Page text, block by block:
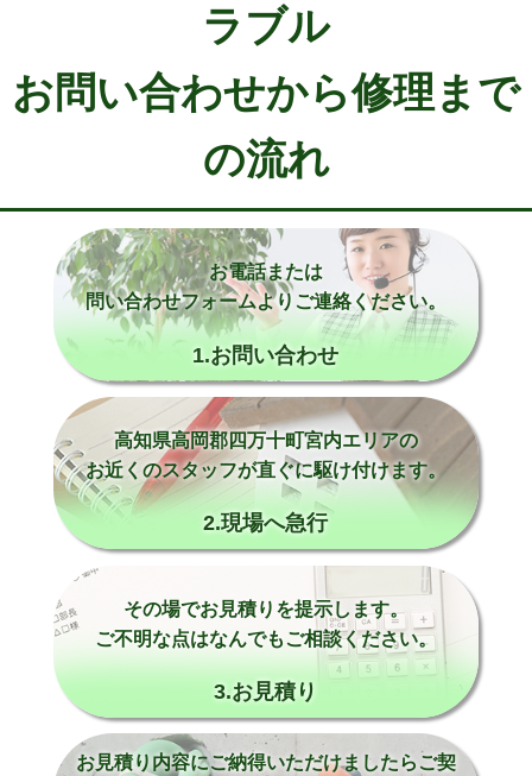
ラブル
お問い合わせから修理まで
の流れ
お電話または
問い合わせフォームよりご連絡ください。
1.お問い合わせ
高知県高岡郡四万十町宮内エリアの
お近くのスタッフが直ぐに駆け付けます。
2.現場へ急行
その場でお見積りを提示します。
ご不明な点はなんでもご相談ください。
3.お見積り
お見積り内容にご納得いただけましたらご契